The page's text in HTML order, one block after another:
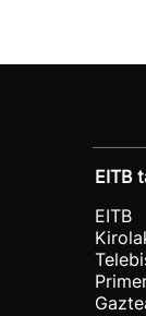
EITB
EITB